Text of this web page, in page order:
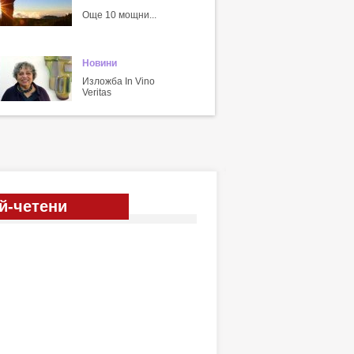
Още 10 мощни...
Новини
Изложба In Vino
Veritas
четени